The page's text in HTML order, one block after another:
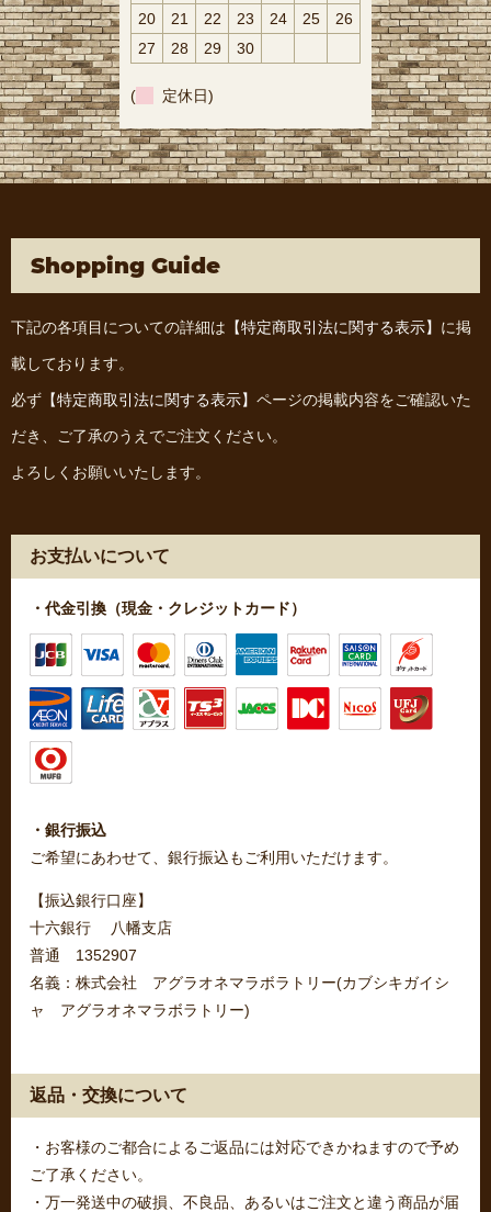
20 21 22 23 24 25
26
27
28 29 30
( 定休日)
Shopping Guide
下記の各項目についての詳細は 【特定商取引法に関する表示】 に掲
載しております。
必ず 【特定商取引法に関する表示】 ページの掲載内容をご確認いた
だき、ご了承のうえでご注文ください。
よろしくお願いいたします。
お支払いについて
・代金引換（現金・クレジットカード）
・銀行振込
ご希望にあわせて、銀行振込もご利用いただけます。
【振込銀行口座】
十六銀行 八幡支店
普通 1352907
名義：株式会社 アグラオネマラボラトリー(カブシキガイシ
ャ アグラオネマラボラトリー)
返品・交換について
・お客様のご都合によるご返品には対応できかねますので予め
ご了承ください。
・万一発送中の破損、不良品、あるいはご注文と違う商品が届